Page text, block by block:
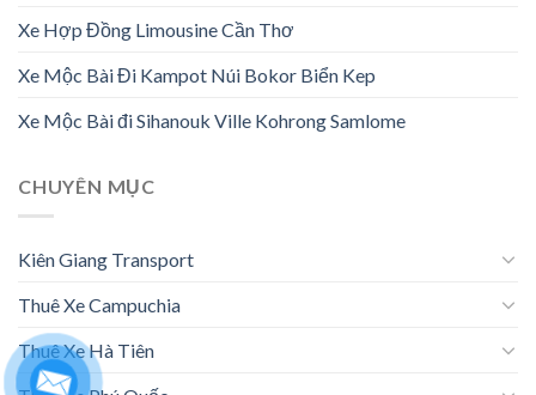
Xe Hợp Đồng Limousine Cần Thơ
Xe Mộc Bài Đi Kampot Núi Bokor Biển Kep
Xe Mộc Bài đi Sihanouk Ville Kohrong Samlome
CHUYÊN MỤC
Kiên Giang Transport
Thuê Xe Campuchia
Thuê Xe Hà Tiên